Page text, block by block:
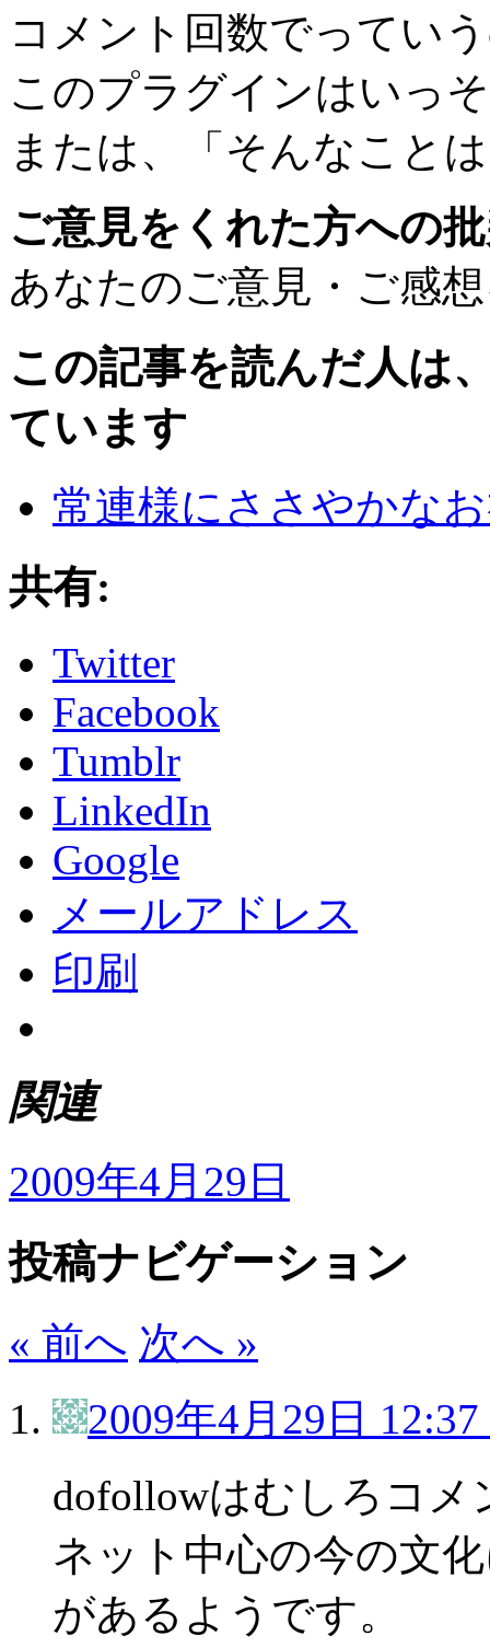
コメント回数でってい
このプラグインはいっ
または、「そんなこと
ご意見をくれた方への
あなたのご意見・ご感
この記事を読んだ人は
ています
常連様にささやかな
共有:
Twitter
Facebook
Tumblr
LinkedIn
Google
メールアドレス
印刷
関連
2009年4月29日
投稿ナビゲーション
« 前へ 次へ »
2009年4月29日
dofollowはむしろコ
ネット中心の今の文
があるようです。